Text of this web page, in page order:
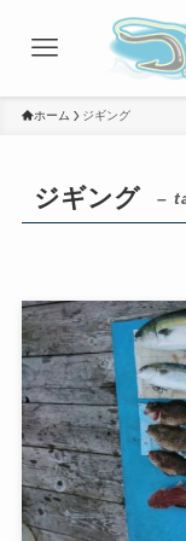
ホーム ジギング
ジギング –